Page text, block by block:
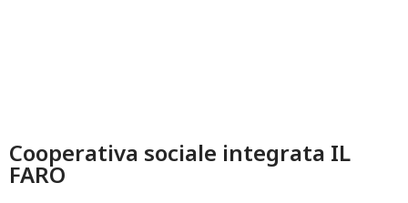
Cooperativa sociale integrata IL
FARO